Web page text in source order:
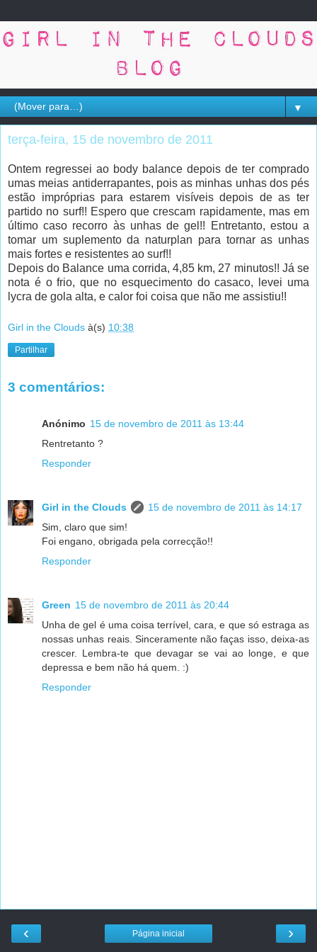
▼
terça-feira, 15 de novembro de 2011
Ontem regressei ao body balance depois de ter comprado
umas meias antiderrapantes, pois as minhas unhas dos pés
estão impróprias para estarem visíveis depois de as ter
partido no surf!! Espero que crescam rapidamente, mas em
último caso recorro às unhas de gel!! Entretanto, estou a
tomar um suplemento da naturplan para tornar as unhas
mais fortes e resistentes ao surf!!
Depois do Balance uma corrida, 4,85 km, 27 minutos!! Já se
nota é o frio, que no esquecimento do casaco, levei uma
lycra de gola alta, e calor foi coisa que não me assistiu!!
Girl in the Clouds à(s) 10:38
Partilhar
3 comentários:
Anónimo 15 de novembro de 2011 às 13:44
Rentretanto ?
Responder
Girl in the Clouds
15 de novembro de 2011 às 14:17
Sim, claro que sim!
Foi engano, obrigada pela correcção!!
Responder
Green 15 de novembro de 2011 às 20:44
Unha de gel é uma coisa terrível, cara, e que só estraga as
nossas unhas reais. Sinceramente não faças isso, deixa-as
crescer. Lembra-te que devagar se vai ao longe, e que
depressa e bem não há quem. :)
Responder
‹ ›
Página inicial